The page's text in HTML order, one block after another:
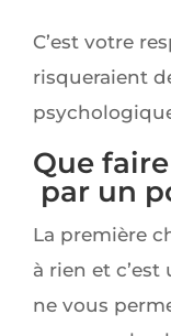
C’est votre
risqueraient
Que
par un
La première
à rien et
ne vous